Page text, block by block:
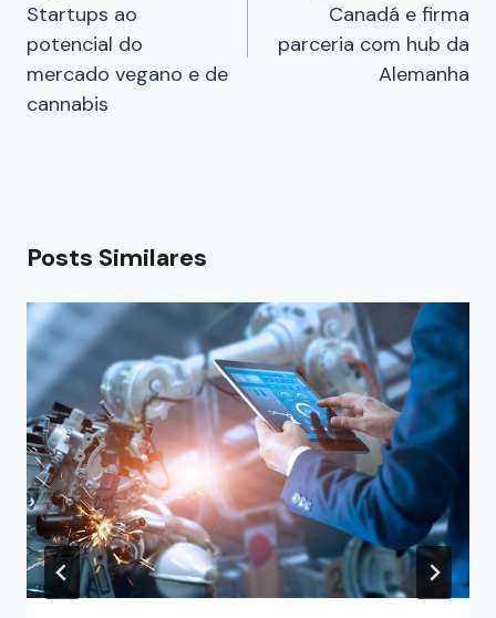
Startups ao
potencial do
mercado vegano e de
cannabis
Canadá e firma
parceria com hub da
Alemanha
Posts Similares